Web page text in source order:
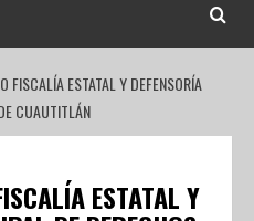
FISCALÍA ESTATAL Y DEFENSORÍA
CUAUTITLÁN
ESTATAL Y